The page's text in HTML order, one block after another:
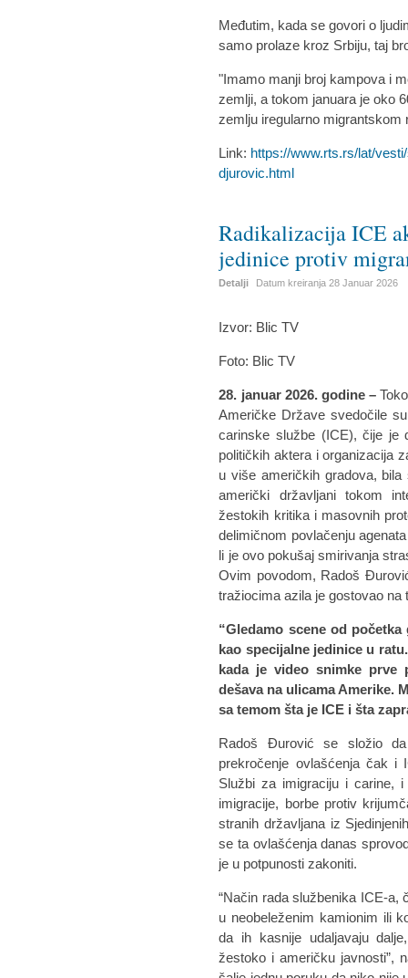
Međutim, kada se govori o
samo prolaze kroz Srbiju, taj
"Imamo manji broj kampova i
zemlji, a tokom januara je oko
zemlju iregularno
Link: https://www.rts.rs/lat/
djurovic.html
Radikalizacija ICE
jedinice protiv
Detalji Datum kreiranja28 Januar 2026
Izvor: Blic TV
Foto: Blic TV
28. januar 2026. godine–
Američke Države svedočile
carinske službe (ICE), čije je
političkih aktera i organizacija
u više američkih gradova,
američki državljani tokom
žestokih kritika i masovnih
delimičnom povlačenju
li je ovo pokušaj smirivanja
Ovim povodom, Radoš
tražiocima azila je gostovao na
“Gledamo scene od
kao specijalne jedinice u
kada je video snimke prve
dešava na ulicama Amerike.
sa temom šta je ICE i šta
Radoš Đurović se složio
prekročenje ovlašćenja čak
Službi za imigraciju i carine,
imigracije, borbe protiv
stranih državljana iz
se ta ovlašćenja danas
je u potpunosti zakoniti.
“Način rada službenika ICE-a,
u neobeleženim kamionim ili
da ih kasnije udaljavaju
žestoko i američku javnosti”,